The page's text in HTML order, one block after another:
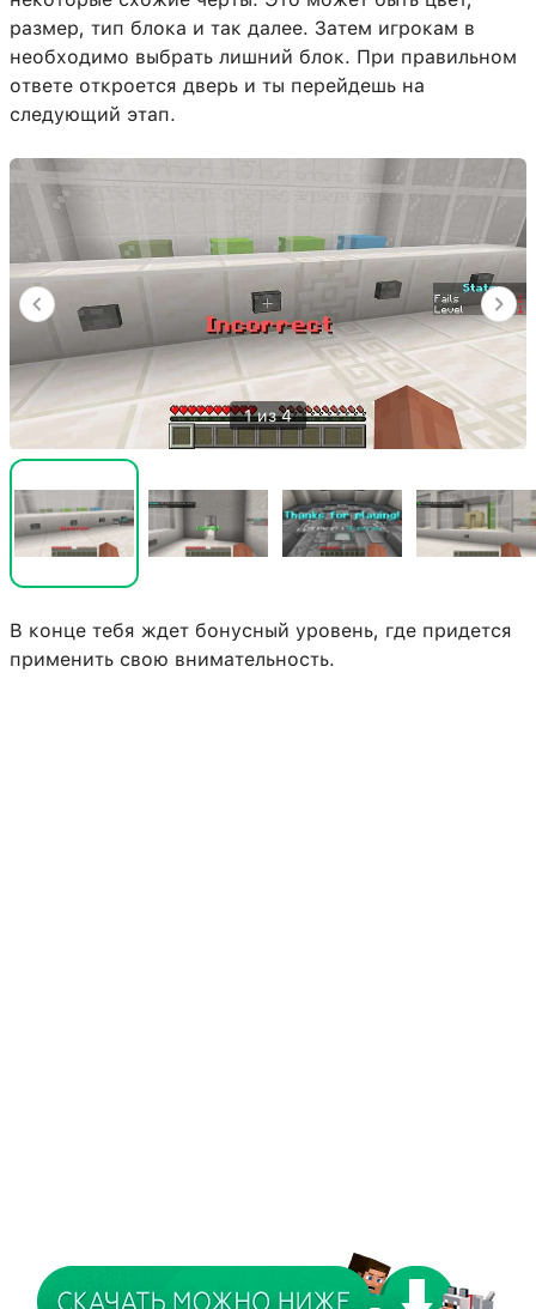
размер, тип блока и так далее. Затем игрокам в
необходимо выбрать лишний блок. При правильном
ответе откроется дверь и ты перейдешь на
следующий этап.
1 из 4
В конце тебя ждет бонусный уровень, где придется
применить свою внимательность.